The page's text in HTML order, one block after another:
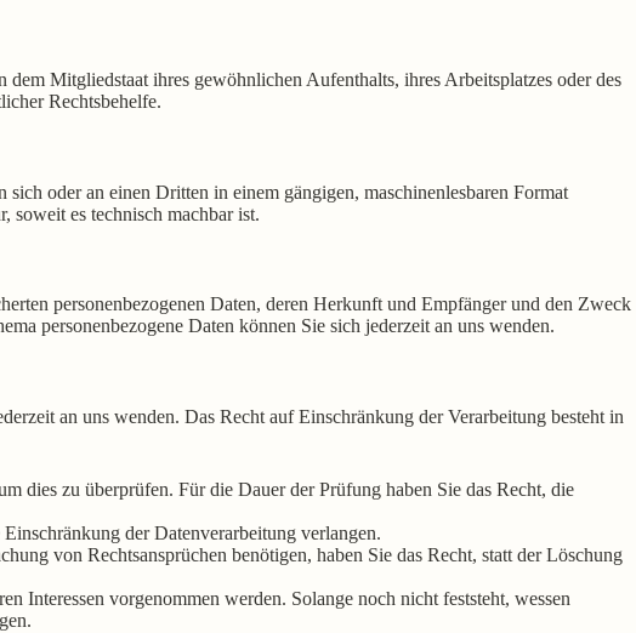
Mitgliedstaat ihres gewöhnlichen Aufenthalts, ihres Arbeitsplatzes oder des
Rechtsbehelfe.
oder an einen Dritten in einem gängigen, maschinenlesbaren Format
soweit es technisch machbar ist.
personenbezogenen Daten, deren Herkunft und Empfänger und den Zweck
personenbezogene Daten können Sie sich jederzeit an uns wenden.
an uns wenden. Das Recht auf Einschränkung der Verarbeitung besteht in
dies zu überprüfen. Für die Dauer der Prüfung haben Sie das Recht, die
der Datenverarbeitung verlangen.
von Rechtsansprüchen benötigen, haben Sie das Recht, statt der Löschung
Interessen vorgenommen werden. Solange noch nicht feststeht, wessen